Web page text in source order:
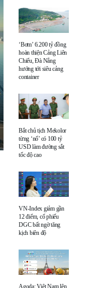
‘Bơm’ 6.200 tỷ đồng
hoàn thiện Cảng Liên
Chiểu, Đà Nẵng
hướng tới siêu cảng
container
Bắt chủ tịch Mekolor
từng ‘nổ’ có 100 tỷ
USD làm đường sắt
tốc độ cao
VN-Index giảm gần
12 điểm, cổ phiếu
DGC bất ngờ tăng
kịch biên độ
Agoda: Việt Nam lên